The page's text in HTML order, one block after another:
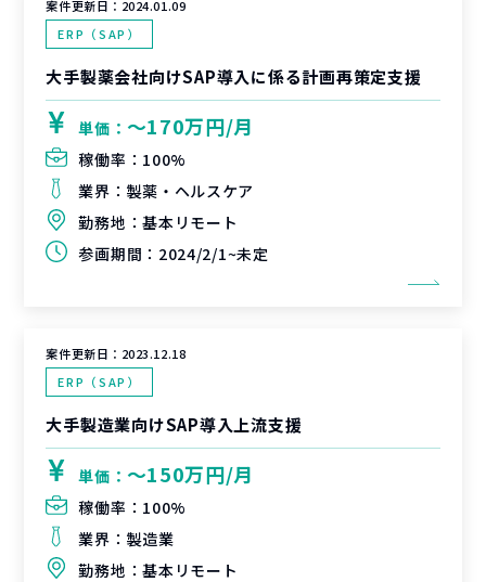
案件更新日： 2024.01.09
ERP（SAP）
大手製薬会社向けSAP導入に係る計画再策定支援
単価： 〜170万円/月
稼働率： 100%
業界： 製薬・ヘルスケア
勤務地：基本リモート
参画期間： 2024/2/1~未定
案件更新日： 2023.12.18
ERP（SAP）
大手製造業向けSAP導入上流支援
単価： 〜150万円/月
稼働率： 100%
業界： 製造業
勤務地：基本リモート